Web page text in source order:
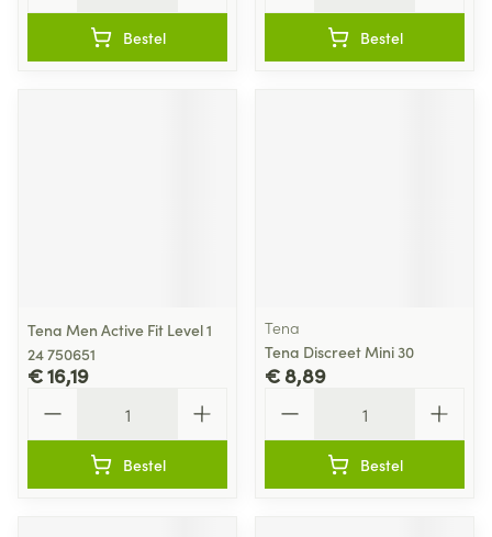
Bestel Bestel
Tena Men Active Fit Level 1
24 750651
€ 16,19
Bestel
Tena
Tena Discreet Mini 30
€ 8,89
Bestel